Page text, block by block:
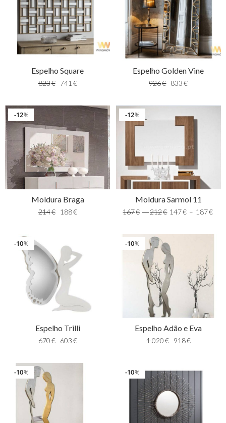
Espelho Square
823€ 741 €
Espelho Golden Vine
926€ 833 €
%
12
Moldura Braga
214€ 188€
%
12
Moldura Sarmol 11
167€ –212€ 147€ – 187€
%
10
Espelho Trilli
670€ 603€
%
10
Espelho Adão e Eva
1.020€ 918€
%
10 %
10